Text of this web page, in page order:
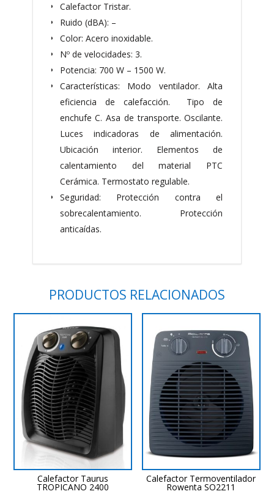
Calefactor Tristar.
Ruido (dBA): –
Color: Acero inoxidable.
Nº de velocidades: 3.
Potencia: 700 W – 1500 W.
Características: Modo ventilador. Alta
eficiencia de calefacción. Tipo de
enchufe C. Asa de transporte. Oscilante.
Luces indicadoras de alimentación.
Ubicación interior. Elementos de
calentamiento del material PTC
Cerámica. Termostato regulable.
Seguridad: Protección contra el
sobrecalentamiento. Protección
anticaídas.
PRODUCTOS RELACIONADOS
Calefactor Taurus
TROPICANO 2400
Calefactor Termoventilador
Rowenta SO2211